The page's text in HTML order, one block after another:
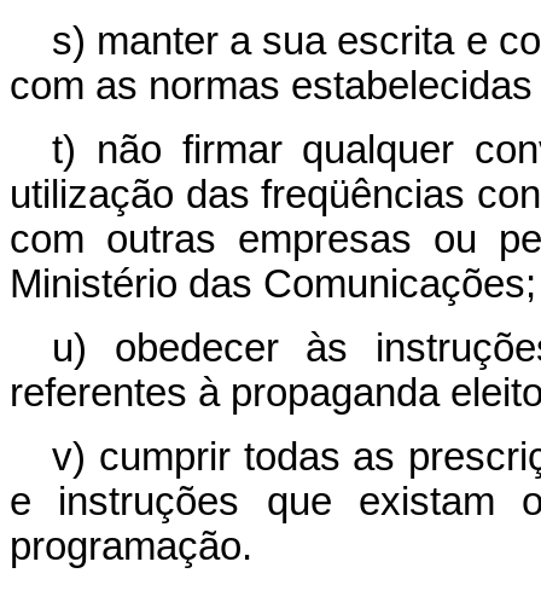
s) manter a sua escrita e
com as normas
t) não firmar qualquer
utilização das freqüências
com outras empresas ou
Ministério das Comunicações;
u) obedecer às
referentes à propaganda
v) cumprir todas as
e instruções que existam
programação.